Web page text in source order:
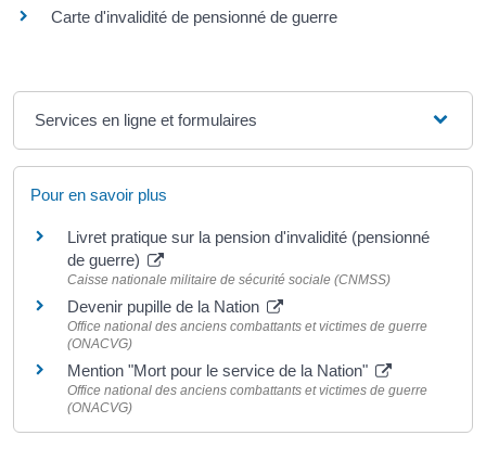
Carte d'invalidité de pensionné de guerre
Services en ligne et formulaires
Pour en savoir plus
Livret pratique sur la pension d'invalidité (pensionné
de guerre)
Caisse nationale militaire de sécurité sociale (CNMSS)
Devenir pupille de la Nation
Office national des anciens combattants et victimes de guerre
(ONACVG)
Mention "Mort pour le service de la Nation"
Office national des anciens combattants et victimes de guerre
(ONACVG)